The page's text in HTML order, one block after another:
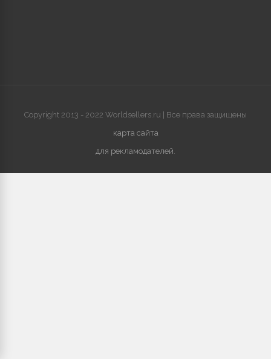
Copyright 2013 - 2022 Worldsellers.ru | Все права защищены
карта сайта
для рекламодателей